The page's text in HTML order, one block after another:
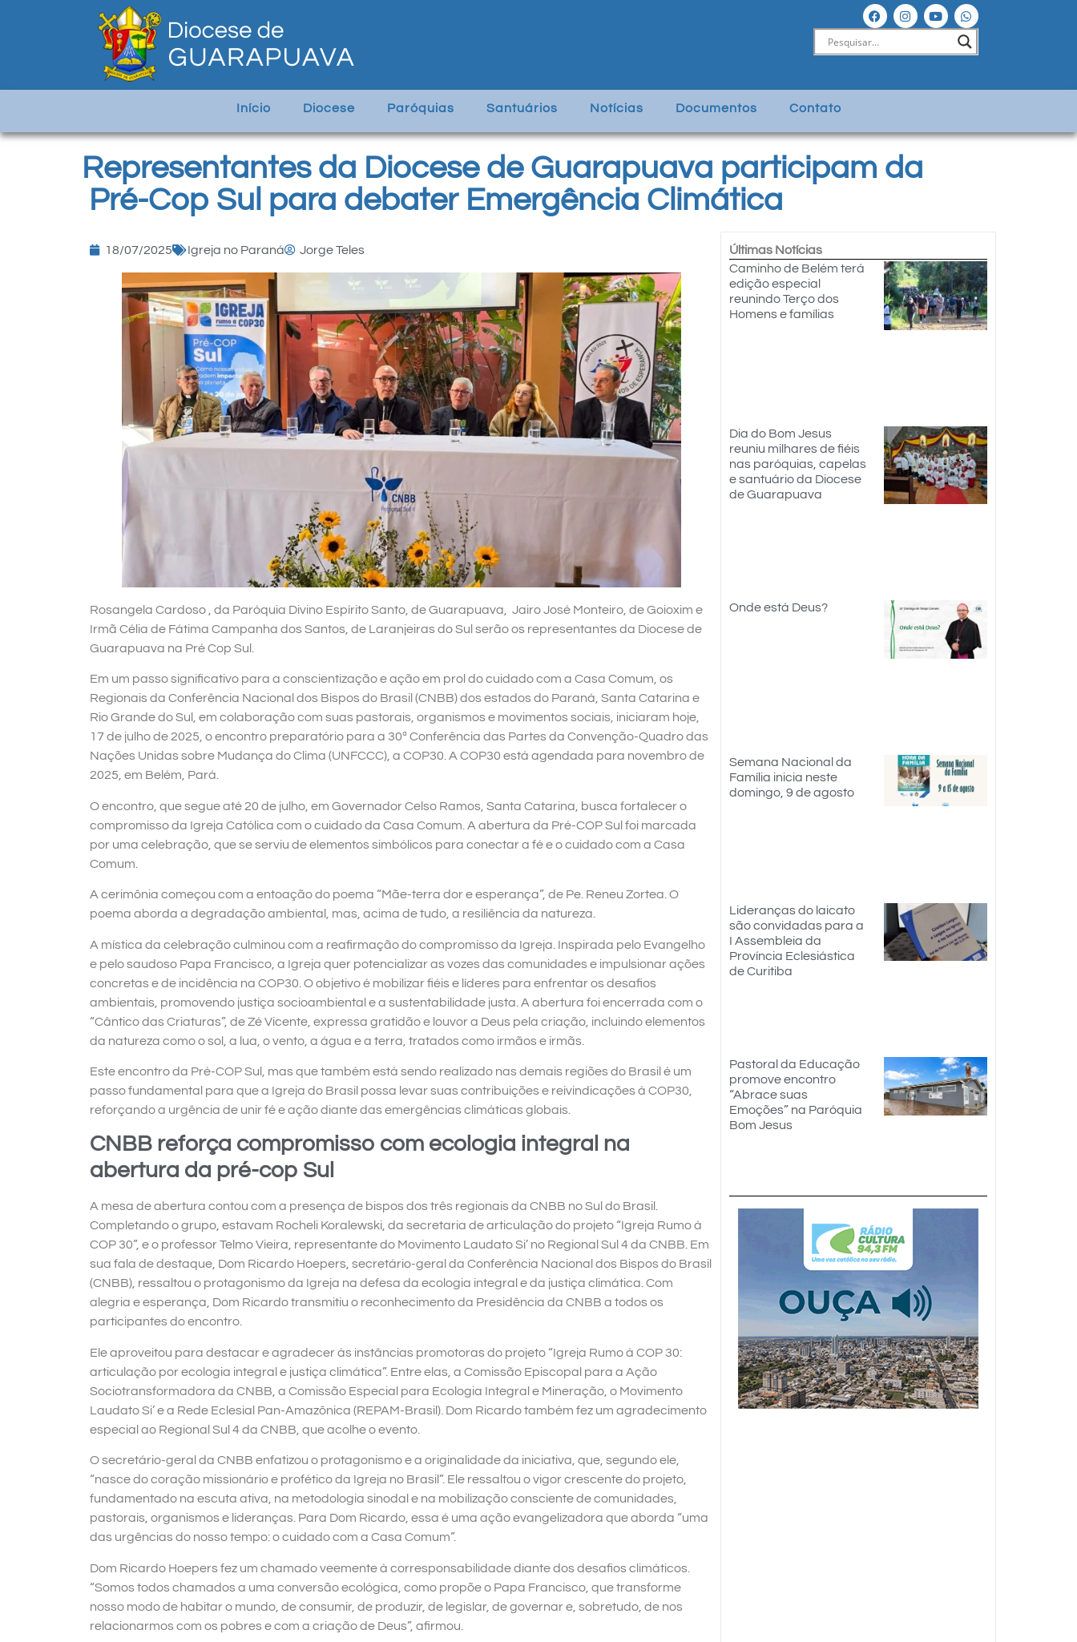
Início Diocese Paróquias Santuários Notícias Documentos Contato
Representantes da Diocese de Guarapuava participam da
Pré-Cop Sul para debater Emergência Climática
18/07/2025 Igreja no Paraná Jorge Teles
Rosangela Cardoso , da Paróquia Divino Espírito Santo, de Guarapuava, Jairo José Monteiro, de Goioxim e
Irmã Célia de Fátima Campanha dos Santos, de Laranjeiras do Sul serão os representantes da Diocese de
Guarapuava na Pré Cop Sul.
Em um passo significativo para a conscientização e ação em prol do cuidado com a Casa Comum, os
Regionais da Conferência Nacional dos Bispos do Brasil (CNBB) dos estados do Paraná, Santa Catarina e
Rio Grande do Sul, em colaboração com suas pastorais, organismos e movimentos sociais, iniciaram hoje,
17 de julho de 2025, o encontro preparatório para a 30ª Conferência das Partes da Convenção-Quadro das
Nações Unidas sobre Mudança do Clima (UNFCCC), a COP30. A COP30 está agendada para novembro de
2025, em Belém, Pará.
O encontro, que segue até 20 de julho, em Governador Celso Ramos, Santa Catarina, busca fortalecer o
compromisso da Igreja Católica com o cuidado da Casa Comum. A abertura da Pré-COP Sul foi marcada
por uma celebração, que se serviu de elementos simbólicos para conectar a fé e o cuidado com a Casa
Comum.
A cerimônia começou com a entoação do poema “Mãe-terra dor e esperança”, de Pe. Reneu Zortea. O
poema aborda a degradação ambiental, mas, acima de tudo, a resiliência da natureza.
A mística da celebração culminou com a reafirmação do compromisso da Igreja. Inspirada pelo Evangelho
e pelo saudoso Papa Francisco, a Igreja quer potencializar as vozes das comunidades e impulsionar ações
concretas e de incidência na COP30. O objetivo é mobilizar fiéis e líderes para enfrentar os desafios
ambientais, promovendo justiça socioambiental e a sustentabilidade justa. A abertura foi encerrada com o
“Cântico das Criaturas”, de Zé Vicente, expressa gratidão e louvor a Deus pela criação, incluindo elementos
da natureza como o sol, a lua, o vento, a água e a terra, tratados como irmãos e irmãs.
Este encontro da Pré-COP Sul, mas que também está sendo realizado nas demais regiões do Brasil é um
passo fundamental para que a Igreja do Brasil possa levar suas contribuições e reivindicações à COP30,
reforçando a urgência de unir fé e ação diante das emergências climáticas globais.
CNBB reforça compromisso com ecologia integral na
abertura da pré-cop Sul
A mesa de abertura contou com a presença de bispos dos três regionais da CNBB no Sul do Brasil.
Completando o grupo, estavam Rocheli Koralewski, da secretaria de articulação do projeto “Igreja Rumo à
COP 30”, e o professor Telmo Vieira, representante do Movimento Laudato Si’ no Regional Sul 4 da CNBB. Em
sua fala de destaque, Dom Ricardo Hoepers, secretário-geral da Conferência Nacional dos Bispos do Brasil
(CNBB), ressaltou o protagonismo da Igreja na defesa da ecologia integral e da justiça climática. Com
alegria e esperança, Dom Ricardo transmitiu o reconhecimento da Presidência da CNBB a todos os
participantes do encontro.
Ele aproveitou para destacar e agradecer às instâncias promotoras do projeto “Igreja Rumo à COP 30:
articulação por ecologia integral e justiça climática”. Entre elas, a Comissão Episcopal para a Ação
Sociotransformadora da CNBB, a Comissão Especial para Ecologia Integral e Mineração, o Movimento
Laudato Si’ e a Rede Eclesial Pan-Amazônica (REPAM-Brasil). Dom Ricardo também fez um agradecimento
especial ao Regional Sul 4 da CNBB, que acolhe o evento.
O secretário-geral da CNBB enfatizou o protagonismo e a originalidade da iniciativa, que, segundo ele,
“nasce do coração missionário e profético da Igreja no Brasil”. Ele ressaltou o vigor crescente do projeto,
fundamentado na escuta ativa, na metodologia sinodal e na mobilização consciente de comunidades,
pastorais, organismos e lideranças. Para Dom Ricardo, essa é uma ação evangelizadora que aborda “uma
das urgências do nosso tempo: o cuidado com a Casa Comum”.
Dom Ricardo Hoepers fez um chamado veemente à corresponsabilidade diante dos desafios climáticos.
“Somos todos chamados a uma conversão ecológica, como propõe o Papa Francisco, que transforme
nosso modo de habitar o mundo, de consumir, de produzir, de legislar, de governar e, sobretudo, de nos
relacionarmos com os pobres e com a criação de Deus”, afirmou.
Últimas Notícias
Caminho de Belém terá
edição especial
reunindo Terço dos
Homens e famílias
Dia do Bom Jesus
reuniu milhares de fiéis
nas paróquias, capelas
e santuário da Diocese
de Guarapuava
Onde está Deus?
Semana Nacional da
Família inicia neste
domingo, 9 de agosto
Lideranças do laicato
são convidadas para a
I Assembleia da
Província Eclesiástica
de Curitiba
Pastoral da Educação
promove encontro
“Abrace suas
Emoções” na Paróquia
Bom Jesus